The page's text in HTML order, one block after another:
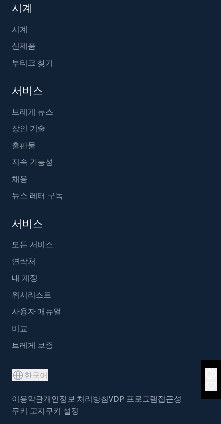
시계
시계
신제품
부티크 찾기
서비스
브레게 뉴스
장인 기술
출판물
지속 가능성
채용
뉴스 레터 구독
서비스
모든 서비스
연락처
내 계정
위시리스트
사용자 매뉴얼
비교
브레게 보증
한국어
이용약관개인정보 처리방침VDP 프로그램접근성
쿠키 고지쿠키 설정